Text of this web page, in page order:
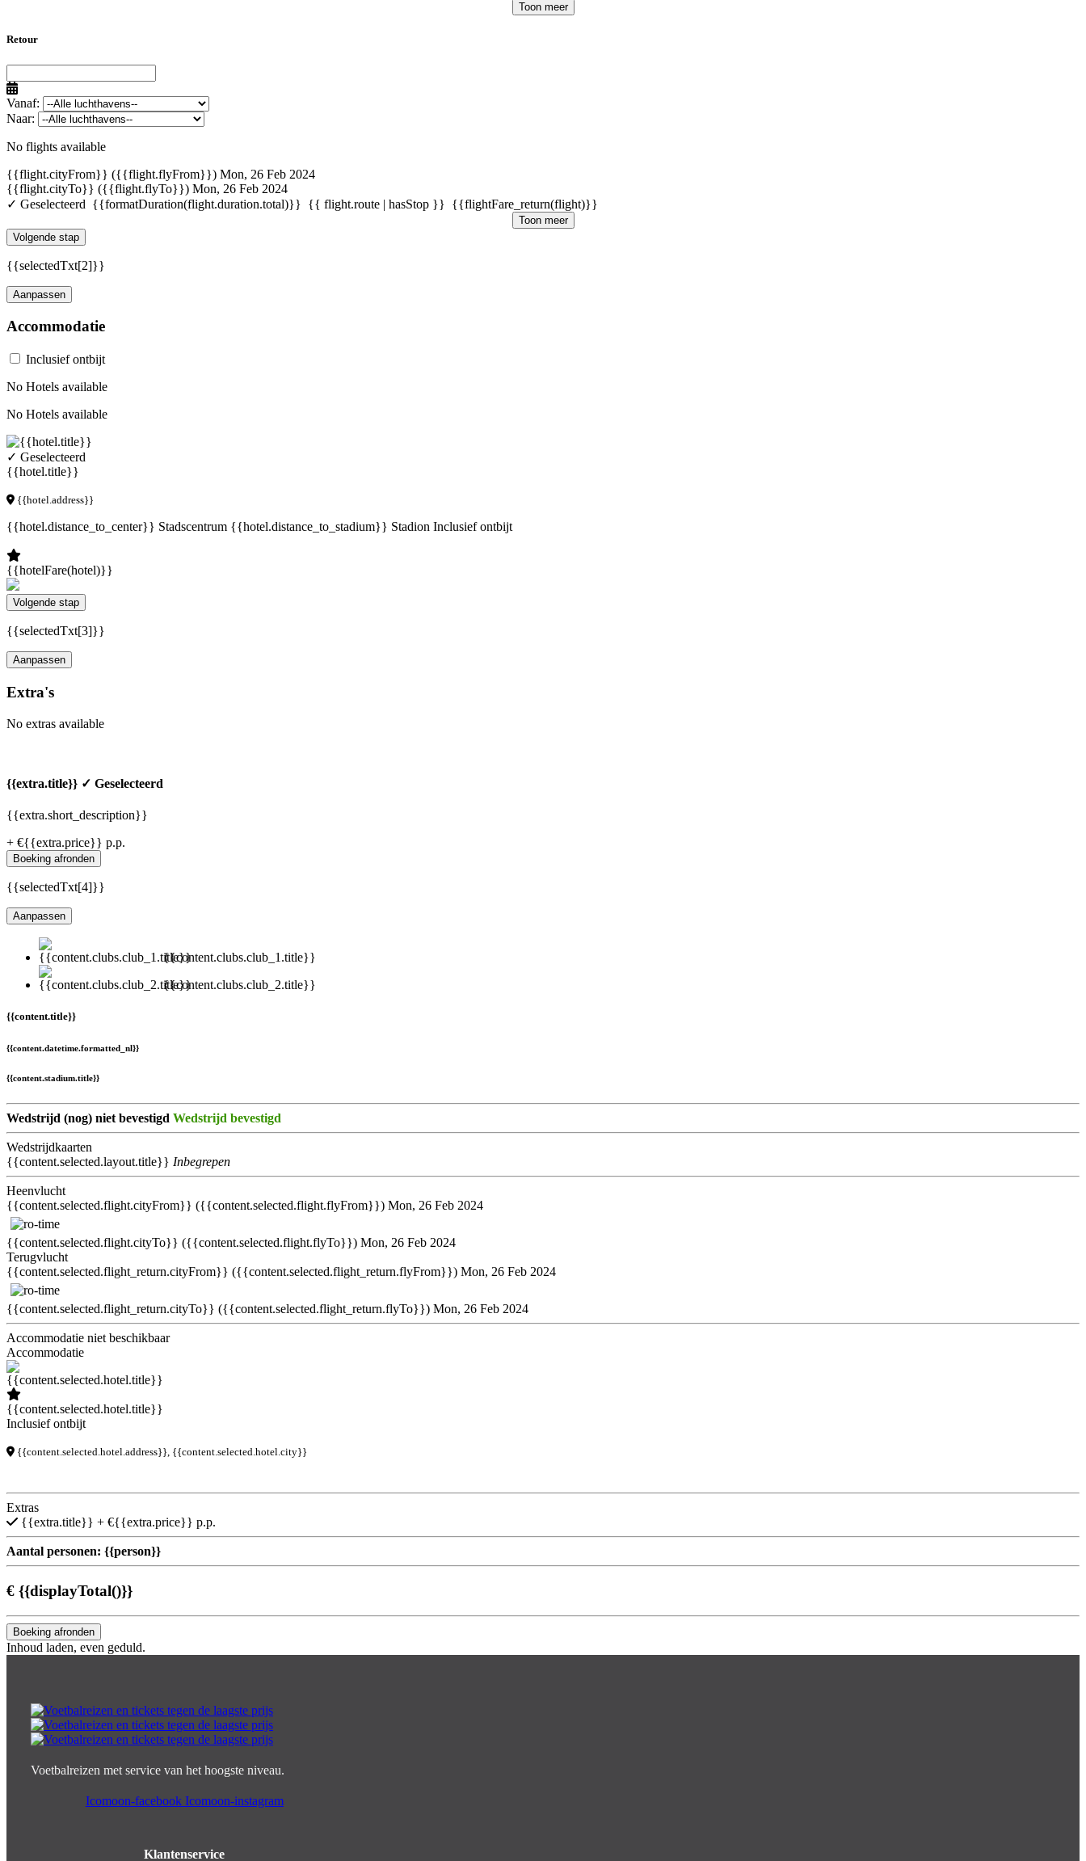
Toon meer
Retour
Vanaf:
Naar:
No flights available
{{flight.cityFrom}} ({{flight.flyFrom}}) Mon, 26 Feb 2024
{{flight.cityTo}} ({{flight.flyTo}}) Mon, 26 Feb 2024
✓ Geselecteerd {{formatDuration(flight.duration.total)}} {{ flight.route | hasStop }} {{flightFare_return(flight)}}
Toon meer
Volgende stap
{{selectedTxt[2]}}
Aanpassen
Accommodatie
Inclusief ontbijt
No Hotels available
No Hotels available
✓ Geselecteerd
{{hotel.title}}
{{hotel.address}}
{{hotel.distance_to_center}} Stadscentrum {{hotel.distance_to_stadium}} Stadion Inclusief ontbijt
{{hotelFare(hotel)}}
Volgende stap
{{selectedTxt[3]}}
Aanpassen
Extra's
No extras available
{{extra.title}} ✓ Geselecteerd
{{extra.short_description}}
+ €{{extra.price}} p.p.
Boeking afronden
{{selectedTxt[4]}}
Aanpassen
{{content.clubs.club_1.title}}
{{content.clubs.club_2.title}}
{{content.title}}
{{content.datetime.formatted_nl}}
{{content.stadium.title}}
Wedstrijd (nog) niet bevestigd Wedstrijd bevestigd
Wedstrijdkaarten
{{content.selected.layout.title}} Inbegrepen
Heenvlucht
{{content.selected.flight.cityFrom}} ({{content.selected.flight.flyFrom}}) Mon, 26 Feb 2024
{{content.selected.flight.cityTo}} ({{content.selected.flight.flyTo}}) Mon, 26 Feb 2024
Terugvlucht
{{content.selected.flight_return.cityFrom}} ({{content.selected.flight_return.flyFrom}}) Mon, 26 Feb 2024
{{content.selected.flight_return.cityTo}} ({{content.selected.flight_return.flyTo}}) Mon, 26 Feb 2024
Accommodatie niet beschikbaar
Accommodatie
{{content.selected.hotel.title}}
Inclusief ontbijt
{{content.selected.hotel.address}}, {{content.selected.hotel.city}}
Extras
{{extra.title}} + €{{extra.price}} p.p.
Aantal personen: {{person}}
€ {{displayTotal()}}
Boeking afronden
Inhoud laden, even geduld.
Voetbalreizen met service van het hoogste niveau.
Icomoon-facebook Icomoon-instagram
Klantenservice